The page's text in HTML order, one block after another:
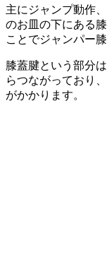
主にジャンプ動作
のお皿の下にある
ことでジャンパー
膝蓋腱という部分
らつながっており
がかかります。